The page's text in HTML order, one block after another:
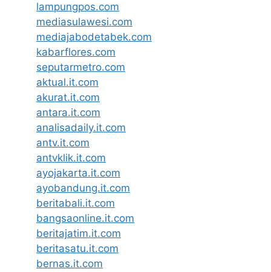
lampungpos.com
mediasulawesi.com
mediajabodetabek.com
kabarflores.com
seputarmetro.com
aktual.it.com
akurat.it.com
antara.it.com
analisadaily.it.com
antv.it.com
antvklik.it.com
ayojakarta.it.com
ayobandung.it.com
beritabali.it.com
bangsaonline.it.com
beritajatim.it.com
beritasatu.it.com
bernas.it.com